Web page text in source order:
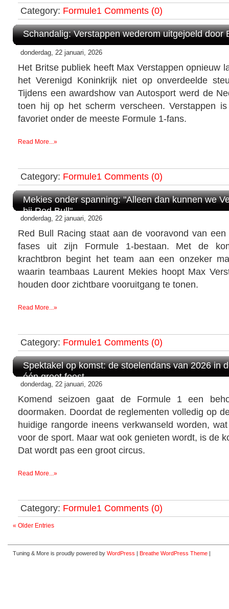
Category: Formule1 Comments (0)
Schandalig: Verstappen wederom uitgejoeld door
donderdag, 22 januari, 2026
Het Britse publiek heeft Max Verstappen opnieuw
het Verenigd Koninkrijk niet op onverdeelde
Tijdens een awardshow van Autosport werd de
toen hij op het scherm verscheen. Verstappen
favoriet onder de meeste Formule 1-fans.
Read More...»
Category: Formule1 Comments (0)
Mekies onder spanning: "Alleen dan kunnen we
bij Red Bull"
donderdag, 22 januari, 2026
Red Bull Racing staat aan de vooravond van
fases uit zijn Formule 1-bestaan. Met de
krachtbron begint het team aan een onzeker
waarin teambaas Laurent Mekies hoopt Max
houden door zichtbare vooruitgang te tonen.
Read More...»
Category: Formule1 Comments (0)
Spektakel op komst: de stoelendans van 2026 in
één groot feest
donderdag, 22 januari, 2026
Komend seizoen gaat de Formule 1 een
doormaken. Doordat de reglementen volledig op
huidige rangorde ineens verkwanseld worden,
voor de sport. Maar wat ook genieten wordt, is de
Dat wordt pas een groot circus.
Read More...»
Category: Formule1 Comments (0)
« Older Entries
Tuning & More is proudly powered by WordPress | Breathe WordPress Theme |